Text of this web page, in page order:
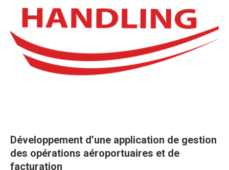
Développement d’une application de gestion
des opérations aéroportuaires et de
facturation